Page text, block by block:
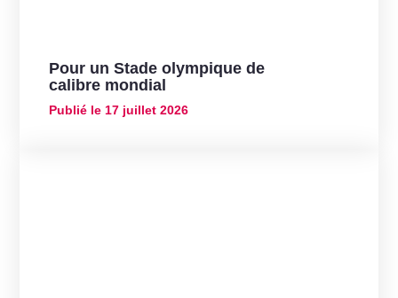
Pour un Stade olympique de
calibre mondial
Publié le17 juillet 2026